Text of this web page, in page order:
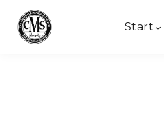
Start